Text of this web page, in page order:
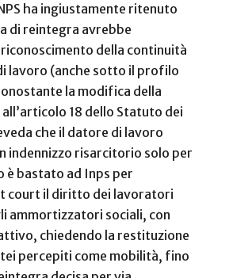
ha ingiustamente ritenuto
di reintegra avrebbe
della continuità
lavoro (anche sotto il profilo
la modifica della
18 dello Statuto dei
che il datore di lavoro
indennizzo risarcitorio solo per
è bastato ad Inps per
court il diritto dei lavoratori
ammortizzatori sociali, con
chiedendo la restituzione
percepiti come mobilità, fino